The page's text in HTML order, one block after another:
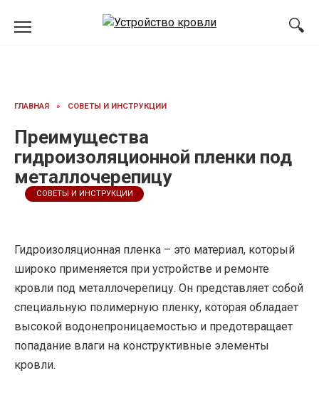
ГЛАВНАЯ » СОВЕТЫ И ИНСТРУКЦИИ
Преимущества
гидроизоляционной пленки под
металлочерепицу
СОВЕТЫ И ИНСТРУКЦИИ
Гидроизоляционная пленка – это материал, который
широко применяется при устройстве и ремонте
кровли под металлочерепицу. Он представляет собой
специальную полимерную пленку, которая обладает
высокой водонепроницаемостью и предотвращает
попадание влаги на конструктивные элементы
кровли.